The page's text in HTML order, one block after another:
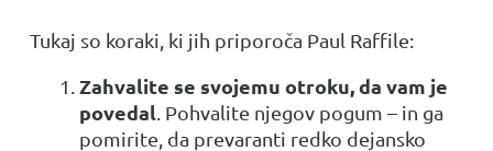
Tukaj so koraki, ki jih priporoča Paul Raffile:
Zahvalite se svojemu otroku, da vam je
povedal . Pohvalite njegov pogum – in ga
pomirite, da prevaranti redko dejansko